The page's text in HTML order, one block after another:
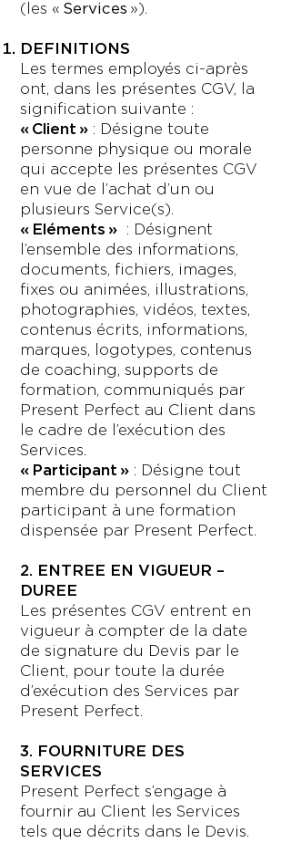
(les « Services »).
DEFINITIONS
Les termes employés ci-après
ont, dans les présentes CGV, la
signification suivante :
« Client » : Désigne toute
personne physique ou morale
qui accepte les présentes CGV
en vue de l’achat d’un ou
plusieurs Service(s).
« Eléments » : Désignent
l’ensemble des informations,
documents, fichiers, images,
fixes ou animées, illustrations,
photographies, vidéos, textes,
contenus écrits, informations,
marques, logotypes, contenus
de coaching, supports de
formation, communiqués par
Present Perfect au Client dans
le cadre de l’exécution des
Services.
« Participant » : Désigne tout
membre du personnel du Client
participant à une formation
dispensée par Present Perfect.
2. ENTREE EN VIGUEUR –
DUREE
Les présentes CGV entrent en
vigueur à compter de la date
de signature du Devis par le
Client, pour toute la durée
d’exécution des Services par
Present Perfect.
3. FOURNITURE DES
SERVICES
Present Perfect s’engage à
fournir au Client les Services
tels que décrits dans le Devis.